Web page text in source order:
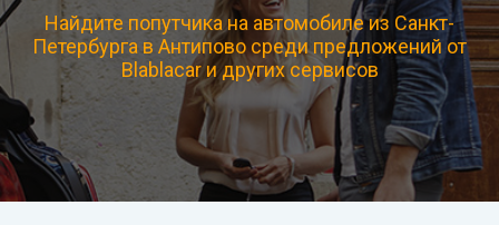
Найдите попутчика на автомобиле из Санкт-
Петербурга в Антипово среди предложений от
Blablacar и других сервисов